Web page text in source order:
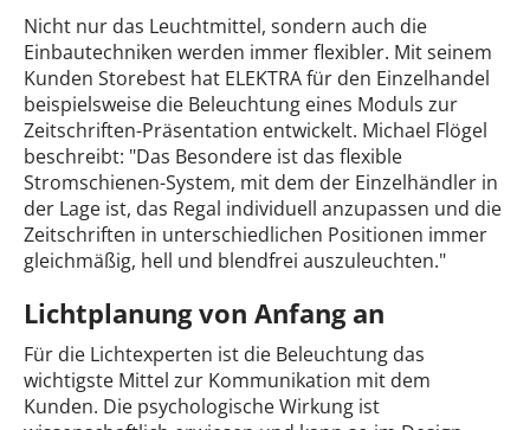
Nicht nur das Leuchtmittel, sondern auch die
Einbautechniken werden immer flexibler. Mit seinem
Kunden Storebest hat ELEKTRA für den Einzelhandel
beispielsweise die Beleuchtung eines Moduls zur
Zeitschriften-Präsentation entwickelt. Michael Flögel
beschreibt: "Das Besondere ist das flexible
Stromschienen-System, mit dem der Einzelhändler in
der Lage ist, das Regal individuell anzupassen und die
Zeitschriften in unterschiedlichen Positionen immer
gleichmäßig, hell und blendfrei auszuleuchten."
Lichtplanung von Anfang an
Für die Lichtexperten ist die Beleuchtung das
wichtigste Mittel zur Kommunikation mit dem
Kunden. Die psychologische Wirkung ist